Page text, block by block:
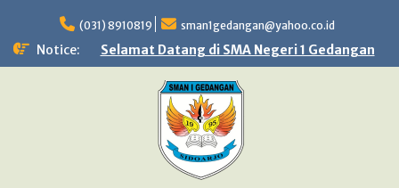
content
(031) 8910819 sman1gedangan@yahoo.co.id
Notice: Selamat Datang di SMA Negeri 1 Gedangan